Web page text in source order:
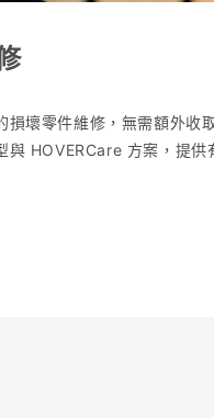
損壞零件維修，無需額外收
與 HOVERCare 方案，提供